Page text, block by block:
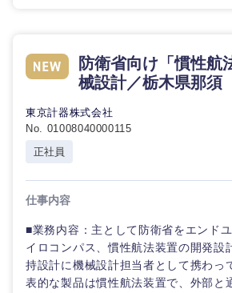
防衛省向け「慣性航
械設計／栃木県那須
東京計器株式会社
No. 01008040000115
正社員
仕事内容
■業務内容：主として防衛省をエンド
イロコンパス、慣性航法装置の開発設
持設計に機械設計担当者として携わっ
表的な製品は慣性航法装置で、外部と